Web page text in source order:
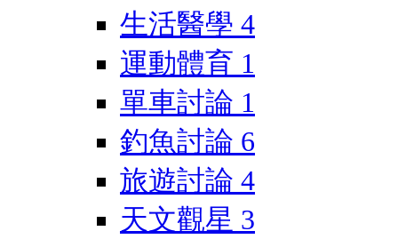
生活醫學 4
運動體育 1
單車討論 1
釣魚討論 6
旅遊討論 4
天文觀星 3